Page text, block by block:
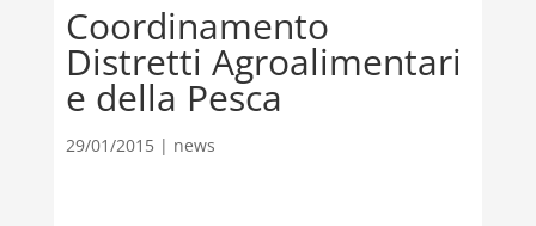
Coordinamento
Distretti Agroalimentari
e della Pesca
29/01/2015| news